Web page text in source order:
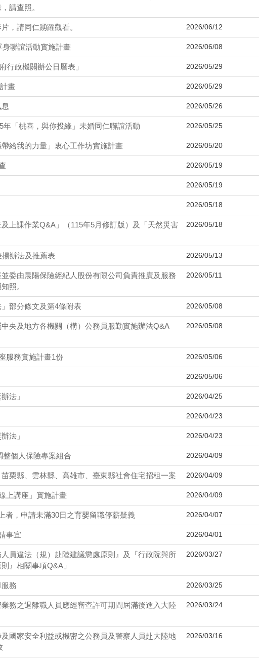
請查照。
，請同仁踴躍觀看。 2026/06/12
身聯誼活動實施計畫 2026/06/08
行政機關辦公日曆表」 2026/05/29
畫 2026/05/29
2026/05/26
年「桃喜，與你投緣」未婚同仁聯誼活動 2026/05/25
給我的力量」衷心工作坊實施計畫 2026/05/20
2026/05/19
2026/05/19
2026/05/18
上課作業Q&A」（115年5月修訂版）及「天然災害
2026/05/18
揚辦法及推薦表 2026/05/13
委由晨陽保險經紀人股份有限公司負責推廣及服務
照。
2026/05/11
部分條文及第4條附表 2026/05/08
央及地方各機關（構）公務員服勤實施辦法Q&A
2026/05/08
服務實施計畫1份 2026/05/06
2026/05/06
法」 2026/04/25
2026/04/23
法」 2026/04/23
整個人保險專案組合 2026/04/09
栗縣、雲林縣、高雄市、臺東縣社會住宅招租一案 2026/04/09
上講座」實施計畫 2026/04/09
者，申請未滿30日之育嬰留職停薪疑義 2026/04/07
事宜 2026/04/01
員違法（規）赴陸建議懲處原則』及『行政院與所
』相關事項Q&A」
2026/03/27
務 2026/03/25
務之退離職人員應經審查許可期間屆滿後進入大陸
2026/03/24
國家安全利益或機密之公務員及警察人員赴大陸地
2026/03/16